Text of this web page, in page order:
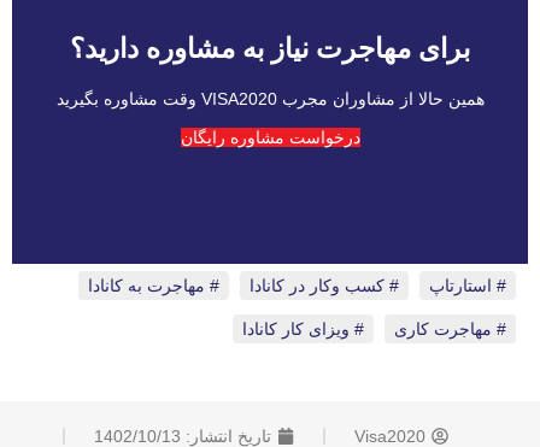
برای مهاجرت نیاز به مشاوره دارید؟
همین حالا از مشاوران مجرب VISA2020 وقت مشاوره بگیرید
درخواست مشاوره رایگان
استارتاپ کسب وکار در کانادا مهاجرت به کانادا
مهاجرت کاری ویزای کار کانادا
Visa2020 تاریخ انتشار: 1402/10/13